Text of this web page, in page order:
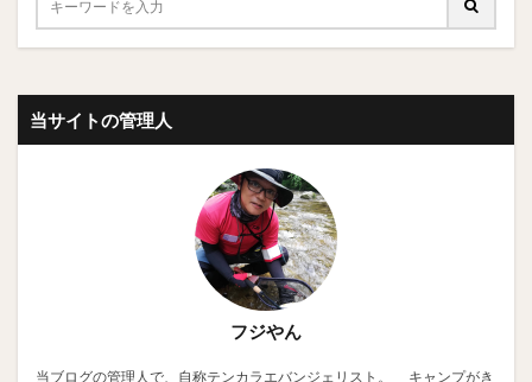
当サイトの管理人
フジやん
当ブログの管理人で、自称テンカラエバンジェリスト。 キャンプがき